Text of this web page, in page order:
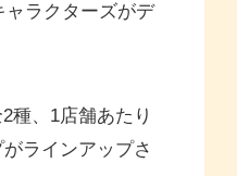
ャラクターズがデ
2種、1店舗あたり
ラインアップさ